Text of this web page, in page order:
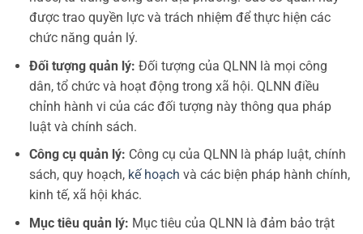
được trao quyền lực và trách nhiệm để thực hiện các
chức năng quản lý.
Đối tượng quản lý: Đối tượng của QLNN là mọi công
dân, tổ chức và hoạt động trong xã hội. QLNN điều
chỉnh hành vi của các đối tượng này thông qua pháp
luật và chính sách.
Công cụ quản lý: Công cụ của QLNN là pháp luật, chính
sách, quy hoạch, kế hoạch và các biện pháp hành chính,
kinh tế, xã hội khác.
Mục tiêu quản lý: Mục tiêu của QLNN là đảm bảo trật